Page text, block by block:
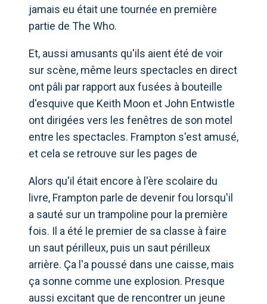
jamais eu était une tournée en première
partie de The Who.
Et, aussi amusants qu'ils aient été de voir
sur scène, même leurs spectacles en direct
ont pâli par rapport aux fusées à bouteille
d'esquive que Keith Moon et John Entwistle
ont dirigées vers les fenêtres de son motel
entre les spectacles. Frampton s'est amusé,
et cela se retrouve sur les pages de
Alors qu'il était encore à l'ère scolaire du
livre, Frampton parle de devenir fou lorsqu'il
a sauté sur un trampoline pour la première
fois. Il a été le premier de sa classe à faire
un saut périlleux, puis un saut périlleux
arrière. Ça l'a poussé dans une caisse, mais
ça sonne comme une explosion. Presque
aussi excitant que de rencontrer un jeune